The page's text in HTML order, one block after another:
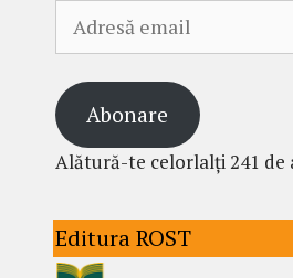
email
Abonare
Alătură-te celorlalți 241 de
Editura ROST